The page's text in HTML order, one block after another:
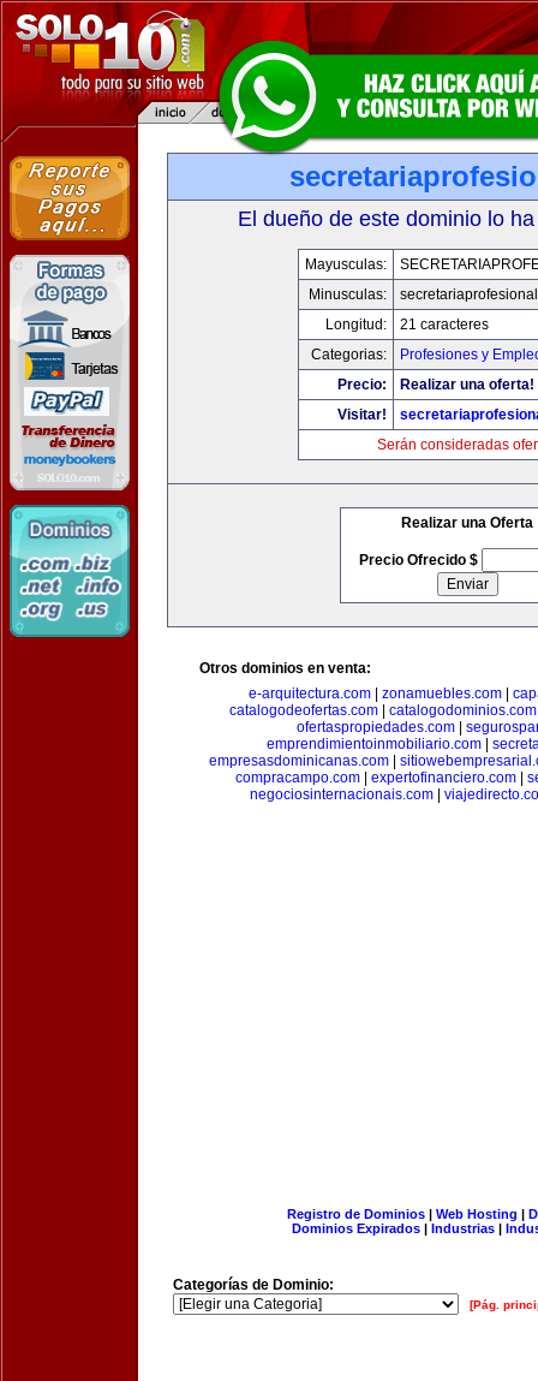
El dueño de este dominio lo
Mayusculas:
Minusculas:
Longitud:
21 caracteres
Categorias:
Profesiones y
Precio:
Realizar una oferta!
Visitar!
Serán consideradas
Realizar una Oferta
Precio Ofrecido $
Otros dominios en venta:
e-arquitectura.com| zonamuebles.com|
catalogodeofertas.com| catalogodominios.com
ofertaspropiedades.com|
emprendimientoinmobiliario.com|
empresasdominicanas.com|
compracampo.com| expertofinanciero.com|
negociosinternacionais.com
Registro de Dominios| Web Hosting |
Dominios Expirados | Industrias |
Categorías de Dominio:
[Pág.